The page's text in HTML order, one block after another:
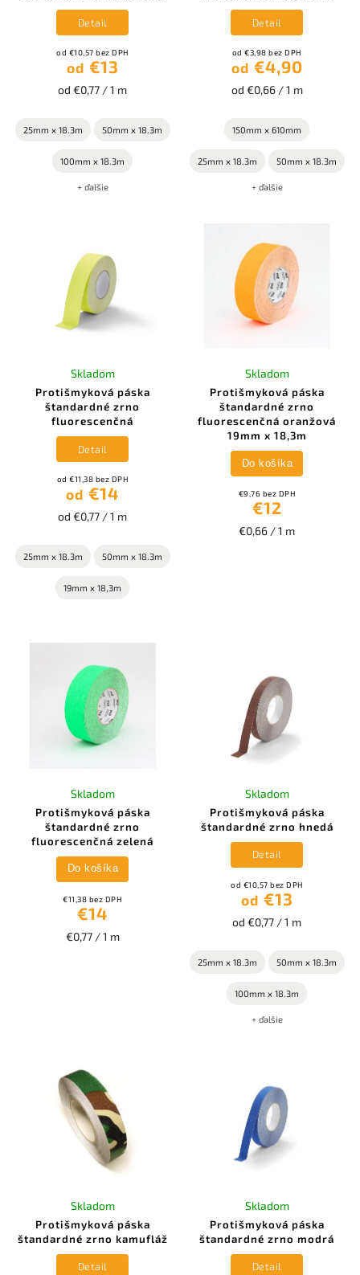
od €10,57 bez DPH
od €13
od €0,77 / 1 m
Detail
25mm x 18.3m 50mm x 18.3m
100mm x 18.3m
+ ďalšie
od €3,98 bez DPH
od €4,90
od €0,66 / 1 m
Detail
150mm x 610mm
25mm x 18.3m 50mm x 18.3m
+ ďalšie
Protišmyková páska
štandardné zrno
fluorescenčná
Skladom
od €11,38 bez DPH
od €14
od €0,77 / 1 m
Detail
25mm x 18.3m 50mm x 18.3m
19mm x 18,3m
Protišmyková páska
štandardné zrno
fluorescenčná oranžová
19mm x 18,3m
Skladom
€9,76 bez DPH
€12
€0,66 / 1 m
Do košíka
Protišmyková páska
štandardné zrno
fluorescenčná zelená
Skladom
€11,38 bez DPH
€14
€0,77 / 1 m
Do košíka
Protišmyková páska
štandardné zrno hnedá
Skladom
od €10,57 bez DPH
od €13
od €0,77 / 1 m
Detail
25mm x 18.3m 50mm x 18.3m
100mm x 18.3m
+ ďalšie
Protišmyková páska
štandardné zrno kamufláž
Skladom
Detail
Protišmyková páska
štandardné zrno modrá
Skladom
Detail